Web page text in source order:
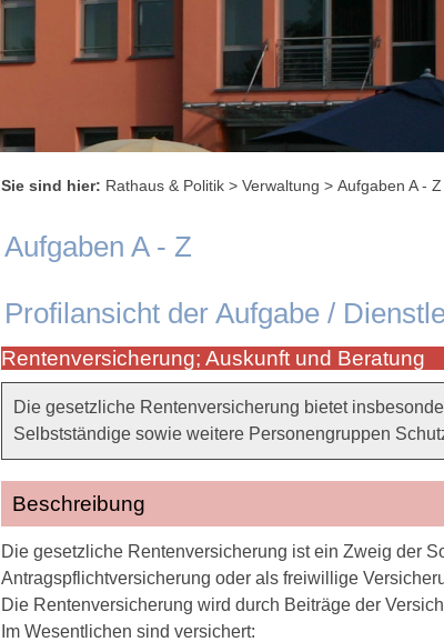
Sie sind hier: Rathaus & Politik > Verwaltung > Aufgaben A - Z
Aufgaben A - Z
Profilansicht der Aufgabe /
Rentenversicherung; Auskunft und Beratung
Die gesetzliche Rentenversicherung bietet
Selbstständige sowie weitere Personengruppen
Beschreibung
Die gesetzliche Rentenversicherung ist ein Zweig der
Antragspflichtversicherung oder als freiwillige
Die Rentenversicherung wird durch Beiträge der
Im Wesentlichen sind versichert: